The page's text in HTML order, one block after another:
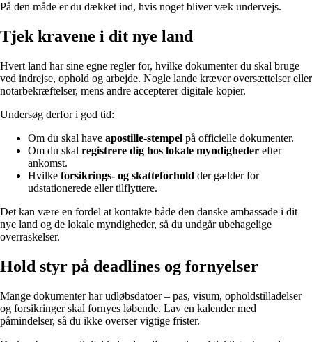
På den måde er du dækket ind, hvis noget bliver væk undervejs.
Tjek kravene i dit nye land
Hvert land har sine egne regler for, hvilke dokumenter du skal bruge
ved indrejse, ophold og arbejde. Nogle lande kræver oversættelser eller
notarbekræftelser, mens andre accepterer digitale kopier.
Undersøg derfor i god tid:
Om du skal have apostille-stempel på officielle dokumenter.
Om du skal registrere dig hos lokale myndigheder efter
ankomst.
Hvilke forsikrings- og skatteforhold der gælder for
udstationerede eller tilflyttere.
Det kan være en fordel at kontakte både den danske ambassade i dit
nye land og de lokale myndigheder, så du undgår ubehagelige
overraskelser.
Hold styr på deadlines og fornyelser
Mange dokumenter har udløbsdatoer – pas, visum, opholdstilladelser
og forsikringer skal fornyes løbende. Lav en kalender med
påmindelser, så du ikke overser vigtige frister.